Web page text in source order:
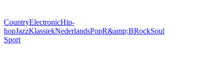
CountryElectronicHip-
hopJazzKlassiekNederlandsPopR&amp;BRockSoul
Sport